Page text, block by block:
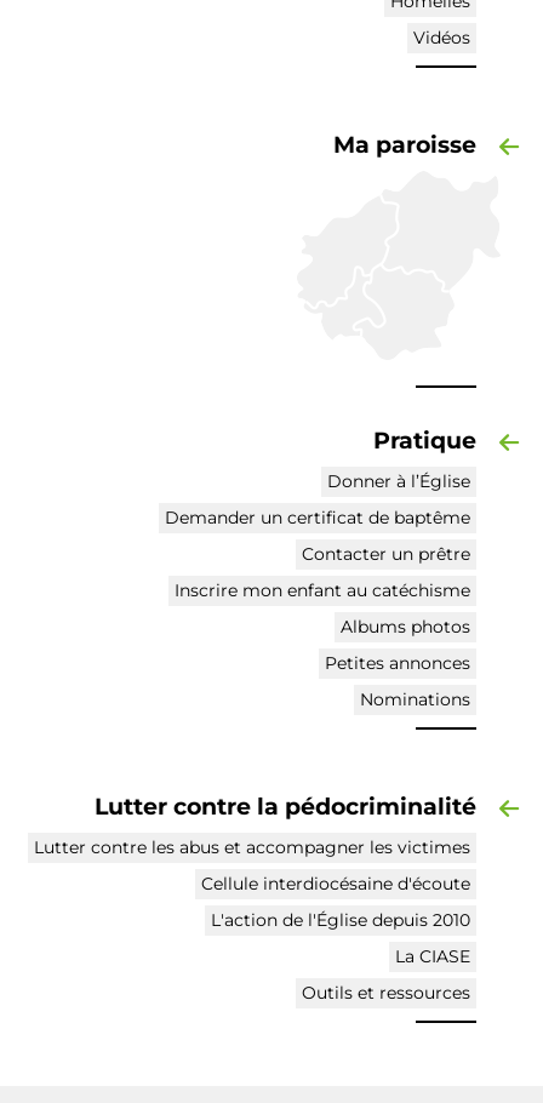
Vidéos
Ma paroisse
Pratique
Donner à l’Église
Demander un certificat de baptême
Contacter un prêtre
Inscrire mon enfant au catéchisme
Albums photos
Petites annonces
Nominations
Lutter contre la pédocriminalité
Lutter contre les abus et accompagner les victimes
Cellule interdiocésaine d'écoute
L'action de l'Église depuis 2010
La CIASE
Outils et ressources